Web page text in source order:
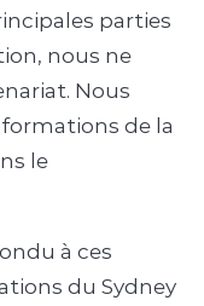
parties
nous ne
Nous
de la
le
à ces
du Sydney